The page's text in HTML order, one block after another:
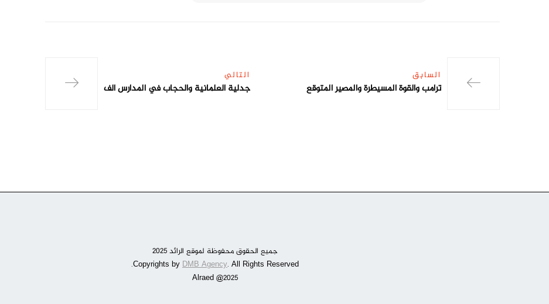
السابق
ترامب والقوة المسيطرة والمصير المتوقع
التالي
جدلية العلمانية والحجاب في المدارس الف
جميع الحقوق محفوظة لموقع الرائد 2025
DMB Agency. All Rights Reserved.
Alraed @2025